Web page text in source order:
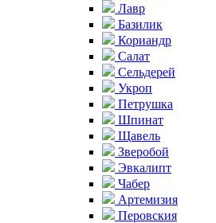
Лавр
Базилик
Кориандр
Салат
Сельдерей
Укроп
Петрушка
Шпинат
Щавель
Зверобой
Эвкалипт
Чабер
Артемизия
Перовския